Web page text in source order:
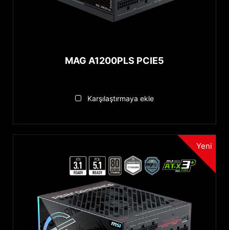
1050 to 1250W
650 to 850W
Platinum
Bronze
MODÜLER
Full Modular
Semi Modular
MAG A1200PLS PCIE5
Karşılaştırmaya ekle
Yeni